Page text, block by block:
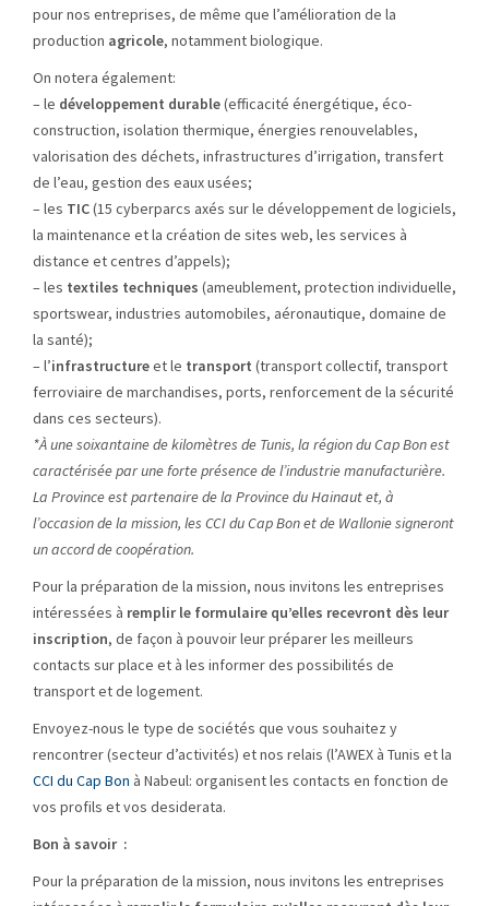
pour nos entreprises, de même que l’amélioration de la
production agricole, notamment biologique.
On notera également:
– le développement durable(efficacité énergétique, éco-
construction, isolation thermique, énergies renouvelables,
valorisation des déchets, infrastructures d’irrigation, transfert
de l’eau, gestion des eaux usées;
– les TIC(15 cyberparcs axés sur le développement de logiciels,
la maintenance et la création de sites web, les services à
distance et centres d’appels);
– les textiles techniques (ameublement, protection individuelle,
sportswear, industries automobiles, aéronautique, domaine de
la santé);
– l’infrastructureet le transport (transport collectif, transport
ferroviaire de marchandises, ports, renforcement de la sécurité
dans ces secteurs).
*À une soixantaine de kilomètres de Tunis, la région du Cap Bon est
caractérisée par une forte présence de l’industrie manufacturière.
La Province est partenaire de la Province du Hainaut et, à
l’occasion de la mission, les CCI du Cap Bon et de Wallonie signeront
un accord de coopération.
Pour la préparation de la mission, nous invitons les entreprises
intéressées à remplir le formulaire qu’elles recevront dès leur
inscription, de façon à pouvoir leur préparer les meilleurs
contacts sur place et à les informer des possibilités de
transport et de logement.
Envoyez-nous le type de sociétés que vous souhaitez y
rencontrer (secteur d’activités) et nos relais (l’AWEX à Tunis et la
CCI du Cap Bon à Nabeul: organisent les contacts en fonction de
vos profils et vos desiderata.
Bon à savoir :
Pour la préparation de la mission, nous invitons les entreprises